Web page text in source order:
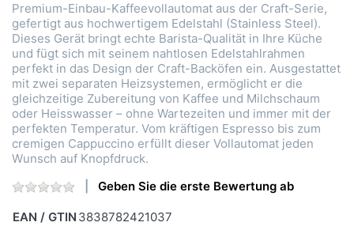
Premium-Einbau-Kaffeevollautomat aus der Craft-Serie,
gefertigt aus hochwertigem Edelstahl (Stainless Steel).
Dieses Gerät bringt echte Barista-Qualität in Ihre Küche
und fügt sich mit seinem nahtlosen Edelstahlrahmen
perfekt in das Design der Craft-Backöfen ein. Ausgestattet
mit zwei separaten Heizsystemen, ermöglicht er die
gleichzeitige Zubereitung von Kaffee und Milchschaum
oder Heisswasser – ohne Wartezeiten und immer mit der
perfekten Temperatur. Vom kräftigen Espresso bis zum
cremigen Cappuccino erfüllt dieser Vollautomat jeden
Wunsch auf Knopfdruck.
Geben Sie die erste Bewertung ab
EAN / GTIN 3838782421037